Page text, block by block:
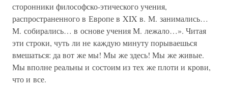
сторонники философско-этического учения,
распространенного в Европе в XIX в. М. занимались…
М. собирались… в основе учения М. лежало…». Читая
эти строки, чуть ли не каждую минуту порываешься
вмешаться: да вот же мы! Мы же здесь! Мы же живые.
Мы вполне реальны и состоим из тех же плоти и крови,
что и все.